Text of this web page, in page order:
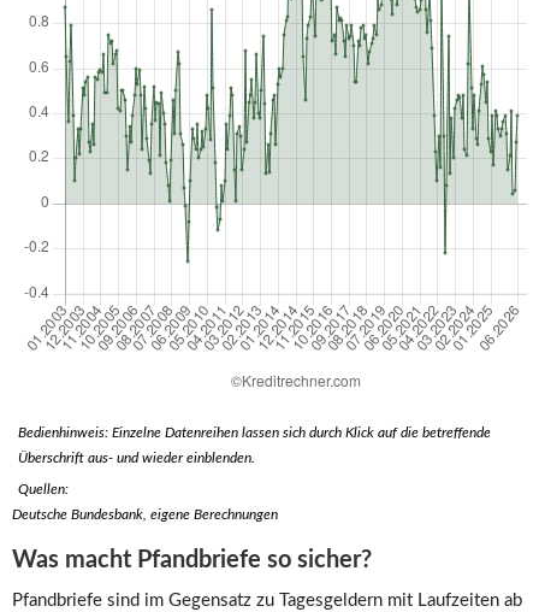
Bedienhinweis: Einzelne Datenreihen lassen sich durch Klick auf die betreffende
Überschrift aus- und wieder einblenden.
Quellen:
Deutsche Bundesbank, eigene Berechnungen
Was macht Pfandbriefe so sicher?
Pfandbriefe sind im Gegensatz zu Tagesgeldern mit Laufzeiten ab